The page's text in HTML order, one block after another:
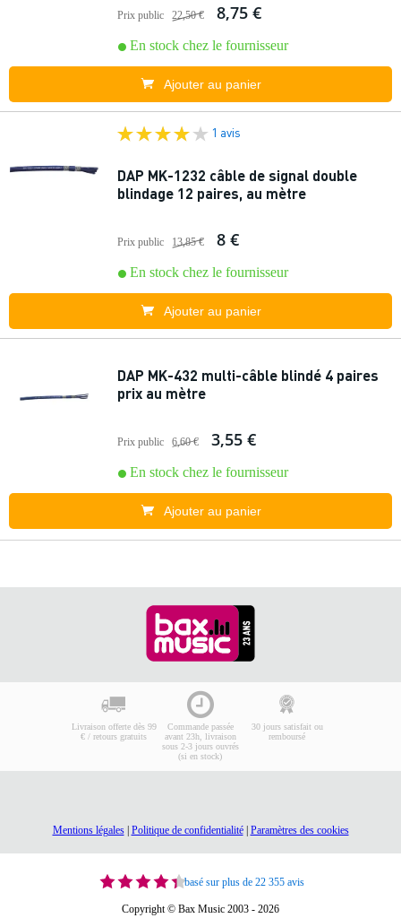
Prix public 22,50 € 8,75 €
En stock chez le fournisseur
Ajouter au panier
1 avis
DAP MK-1232 câble de signal double
blindage 12 paires, au mètre
Prix public 13,85 € 8 €
En stock chez le fournisseur
Ajouter au panier
DAP MK-432 multi-câble blindé 4 paires
prix au mètre
Prix public 6,60 € 3,55 €
En stock chez le fournisseur
Ajouter au panier
Livraison offerte dès 99
€ / retours gratuits
Commande passée
avant 23h, livraison
sous 2-3 jours ouvrés
(si en stock)
30 jours satisfait ou
remboursé
Mentions légales| Politique de confidentialité| Paramètres des cookies
basé sur plus de 22 355 avis
Copyright © Bax Music 2003 - 2026